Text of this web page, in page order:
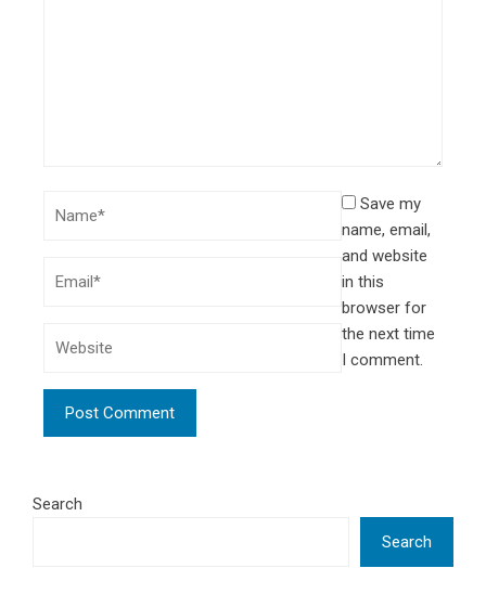
Save my
name, email,
and website
in this
browser for
the next time
I comment.
Search
Search